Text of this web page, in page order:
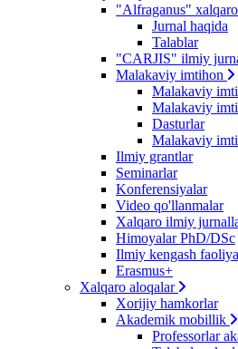
"Alfraganus"
Jurnal haqida
Talablar
"CARJIS" ilmiy
Malakaviy imtihon
Malakaviy
Malakaviy
Dasturlar
Malakaviy
Ilmiy grantlar
Seminarlar
Konferensiyalar
Video qo'llanmalar
Xalqaro ilmiy
Himoyalar PhD/DSc
Ilmiy kengash
Erasmus+
Xalqaro aloqalar
Xorijiy hamkorlar
Akademik mobillik
Professorlar